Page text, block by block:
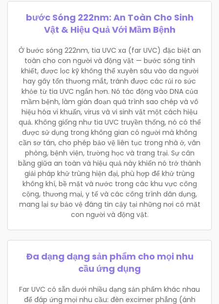
bước Sóng 222nm: An Toàn Cho Sinh
Vật & Hiệu Quả Với Mầm Bệnh
Ở bước sóng 222nm, tia UVC xa (far UVC) đặc biệt an
toàn cho con người và động vật — bước sóng tinh
khiết, được lọc kỹ không thể xuyên sâu vào da người
hay gây tổn thương mắt, tránh được các rủi ro sức
khỏe từ tia UVC ngắn hơn. Nó tác động vào DNA của
mầm bệnh, làm gián đoạn quá trình sao chép và vô
hiệu hóa vi khuẩn, virus và vi sinh vật một cách hiệu
quả. Không giống như tia UVC truyền thống, nó có thể
được sử dụng trong không gian có người mà không
cần sơ tán, cho phép bảo vệ liên tục trong nhà ở, văn
phòng, bệnh viện, trường học và trang trại. Sự cân
bằng giữa an toàn và hiệu quả này khiến nó trở thành
giải pháp khử trùng hiện đại, phù hợp để khử trùng
không khí, bề mặt và nước trong các khu vực công
cộng, thương mại, y tế và các công trình dân dụng,
mang lại sự bảo vệ đáng tin cậy tại những nơi có mặt
con người và động vật.
Đa dạng dạng sản phẩm cho mọi nhu
cầu ứng dụng
Far UVC có sẵn dưới nhiều dạng sản phẩm khác nhau
để đáp ứng mọi nhu cầu: đèn excimer phẳng (ánh